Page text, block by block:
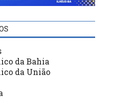
da Bahia
da União